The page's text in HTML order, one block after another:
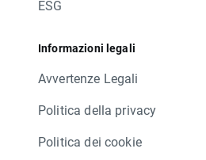
ESG
Informazioni legali
Avvertenze Legali
Politica della privacy
Politica dei cookie